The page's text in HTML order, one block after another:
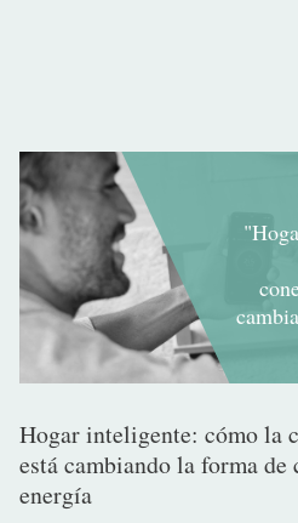
Hogar inteligente: cómo la
está cambiando la forma de
energía